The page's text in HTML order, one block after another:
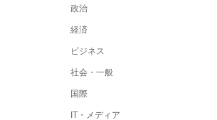
政治
経済
ビジネス
社会・一般
国際
IT・メディア